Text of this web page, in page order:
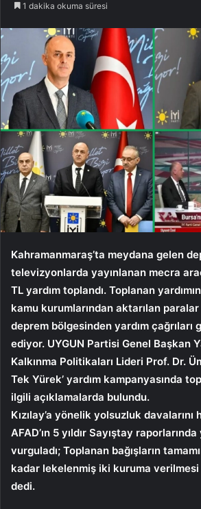
1 dakika okuma süresi
Kahramanmaraş’ta meydana gelen
televizyonlarda yayınlanan mecra
TL yardım toplandı. Toplanan
kamu kurumlarından aktarılan
deprem bölgesinden yardım çağrıları
ediyor. UYGUN Partisi Genel Başkan
Kalkınma Politikaları Lideri Prof. Dr.
Tek Yürek’ yardım kampanyasında
ilgili açıklamalarda bulundu.
Kızılay’a yönelik yolsuzluk davalarını
AFAD’ın 5 yıldır Sayıştay raporlarında
vurguladı; Toplanan bağışların
kadar lekelenmiş iki kuruma verilmesi
dedi.